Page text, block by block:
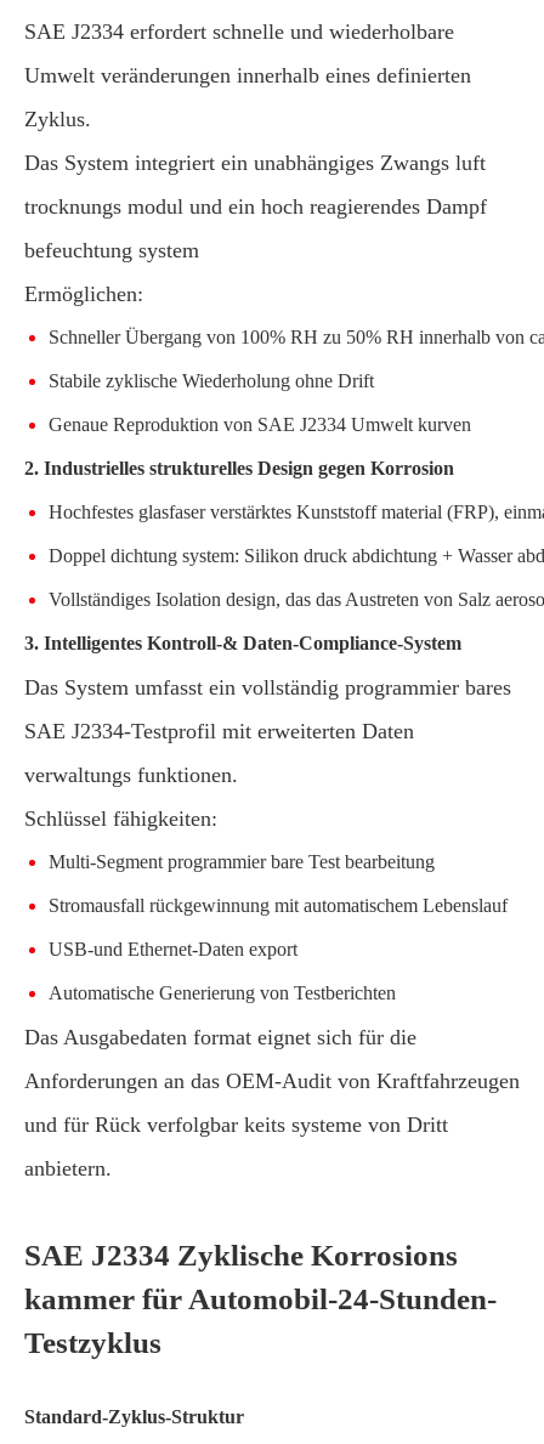
SAE J2334 erfordert schnelle und wiederholbare
Umwelt veränderungen innerhalb eines definierten
Zyklus.
Das System integriert ein unabhängiges Zwangs luft
trocknungs modul und ein hoch reagierendes Dampf
befeuchtung system
Ermöglichen:
Schneller Übergang von 100% RH zu 50% RH innerhalb von
Stabile zyklische Wiederholung ohne Drift
Genaue Reproduktion von SAE J2334 Umwelt kurven
2. Industrielles strukturelles Design gegen Korrosion
Hochfestes glasfaser verstärktes Kunststoff material (FRP),
Doppel dichtung system: Silikon druck abdichtung + Wasser
Vollständiges Isolation design, das das Austreten von Salz
3. Intelligentes Kontroll-& Daten-Compliance-System
Das System umfasst ein vollständig programmier bares
SAE J2334-Testprofil mit erweiterten Daten
verwaltungs funktionen.
Schlüssel fähigkeiten:
Multi-Segment programmier bare Test bearbeitung
Stromausfall rückgewinnung mit automatischem Lebenslauf
USB-und Ethernet-Daten export
Automatische Generierung von Testberichten
Das Ausgabedaten format eignet sich für die
Anforderungen an das OEM-Audit von Kraftfahrzeugen
und für Rück verfolgbar keits systeme von Dritt
anbietern.
SAE J2334 Zyklische Korrosions
kammer für Automobil-24-Stunden-
Testzyklus
Standard-Zyklus-Struktur